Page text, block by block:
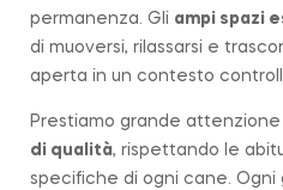
permanenza. Gli ampi spazi
di muoversi, rilassarsi e
aperta in un contesto
Prestiamo grande attenzione
di qualità, rispettando le
specifiche di ogni cane. Ogni